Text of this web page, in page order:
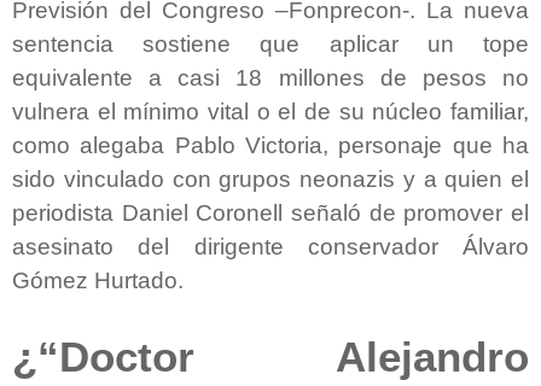
Previsión del Congreso –Fonprecon-. La nueva
sentencia sostiene que aplicar un tope
equivalente a casi 18 millones de pesos no
vulnera el mínimo vital o el de su núcleo familiar,
como alegaba Pablo Victoria, personaje que ha
sido vinculado con grupos neonazis y a quien el
periodista Daniel Coronell señaló de promover el
asesinato del dirigente conservador Álvaro
Gómez Hurtado.
¿“Doctor Alejandro